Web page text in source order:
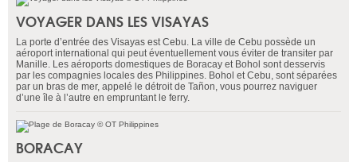
VOYAGER DANS LES VISAYAS
La porte d’entrée des Visayas est Cebu. La ville de Cebu possède un
aéroport international qui peut éventuellement vous éviter de transiter par
Manille. Les aéroports domestiques de Boracay et Bohol sont desservis
par les compagnies locales des Philippines. Bohol et Cebu, sont séparées
par un bras de mer, appelé le détroit de Tañon, vous pourrez naviguer
d’une île à l’autre en empruntant le ferry.
BORACAY